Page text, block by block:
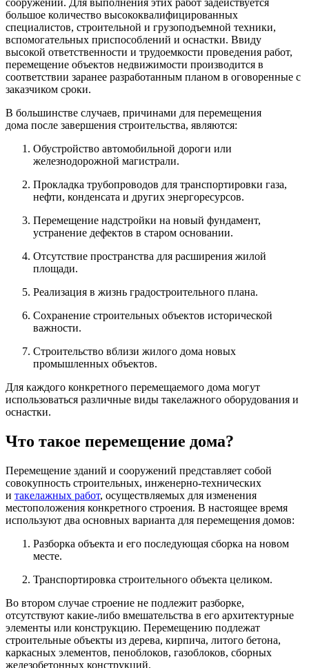
большое количество высококвалифицированных
специалистов, строительной и грузоподъемной техники,
вспомогательных приспособлений и оснастки. Ввиду
высокой ответственности и трудоемкости проведения работ,
перемещение объектов недвижимости производится в
соответствии заранее разработанным планом в оговоренные с
заказчиком сроки.
В большинстве случаев, причинами для перемещения
дома после завершения строительства, являются:
Обустройство автомобильной дороги или
железнодорожной магистрали.
Прокладка трубопроводов для транспортировки газа,
нефти, конденсата и других энергоресурсов.
Перемещение надстройки на новый фундамент,
устранение дефектов в старом основании.
Отсутствие пространства для расширения жилой
площади.
Реализация в жизнь градостроительного плана.
Сохранение строительных объектов исторической
важности.
Строительство вблизи жилого дома новых
промышленных объектов.
Для каждого конкретного перемещаемого дома могут
использоваться различные виды такелажного оборудования и
оснастки.
Что такое перемещение дома?
Перемещение зданий и сооружений представляет собой
совокупность строительных, инженерно-технических
и такелажных работ, осуществляемых для изменения
местоположения конкретного строения. В настоящее время
используют два основных варианта для перемещения домов:
Разборка объекта и его последующая сборка на новом
месте.
Транспортировка строительного объекта целиком.
Во втором случае строение не подлежит разборке,
отсутствуют какие-либо вмешательства в его архитектурные
элементы или конструкцию. Перемещению подлежат
строительные объекты из дерева, кирпича, литого бетона,
каркасных элементов, пеноблоков, газоблоков, сборных
железобетонных конструкций.